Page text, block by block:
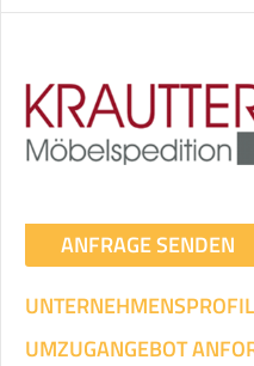
ANFRAGE SENDEN
UNTERNEHMENSPROFIL
UMZUGANGEBOT